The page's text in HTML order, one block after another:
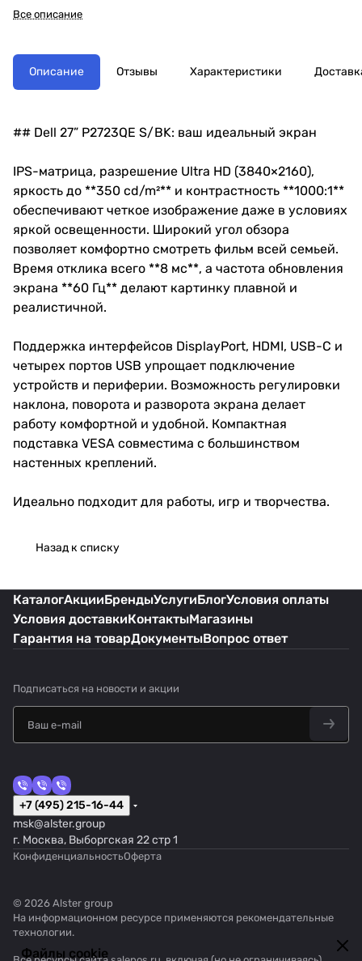
HAS; Pivot;VESA)
Все описание
Описание Отзывы Характеристики
## Dell 27” P2723QE S/BK: ваш идеальный экран
IPS-матрица, разрешение Ultra HD (3840×2160),
яркость до **350 cd/m²** и контрастность **1000:1**
обеспечивают четкое изображение даже в условиях
яркой освещенности. Широкий угол обзора
позволяет комфортно смотреть фильм всей семьей.
Время отклика всего **8 мс**, а частота обновления
экрана **60 Гц** делают картинку плавной и
реалистичной.
Поддержка интерфейсов DisplayPort, HDMI, USB-C и
четырех портов USB упрощает подключение
устройств и периферии. Возможность регулировки
наклона, поворота и разворота экрана делает
работу комфортной и удобной. Компактная
подставка VESA совместима с большинством
настенных креплений.
Идеально подходит для работы, игр и творчества.
Назад к списку
Файлы cookie
КаталогАкцииБрендыУслугиБлогУсловия оплаты
Условия доставкиКонтактыМагазины
Гарантия на товарДокументыВопрос ответ
Подписаться на новости и акции
+7 (495) 215-16-44
msk@alster.group
г. Москва, Выборгская 22 стр 1
КонфиденциальностьОферта
© 2026 Alster group
На информационном ресурсе применяются рекомендательные
технологии.